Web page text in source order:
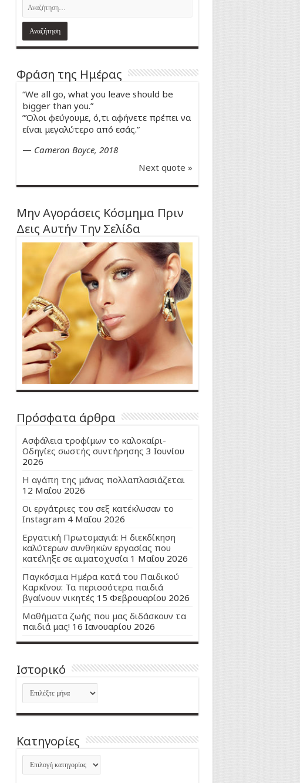
Φράση της Ημέρας
“We all go, what you leave should be
bigger than you.”
”Όλοι φεύγουμε, ό,τι αφήνετε πρέπει να
είναι μεγαλύτερο από εσάς.”
— Cameron Boyce, 2018
Next quote »
Μην Αγοράσεις Κόσμημα Πριν
Δεις Αυτήν Την Σελίδα
Πρόσφατα άρθρα
Ασφάλεια τροφίμων το καλοκαίρι-
Οδηγίες σωστής συντήρησης 3 Ιουνίου
2026
Η αγάπη της μάνας πολλαπλασιάζεται
12 Μαΐου 2026
Οι εργάτριες του σεξ κατέκλυσαν το
Instagram 4 Μαΐου 2026
Εργατική Πρωτομαγιά: Η διεκδίκηση
καλύτερων συνθηκών εργασίας που
κατέληξε σε αιματοχυσία 1 Μαΐου 2026
Παγκόσμια Ημέρα κατά του Παιδικού
Καρκίνου: Τα περισσότερα παιδιά
βγαίνουν νικητές 15 Φεβρουαρίου 2026
Μαθήματα ζωής που μας διδάσκουν τα
παιδιά μας! 16 Ιανουαρίου 2026
Ιστορικό
Ιστορικό
Kατηγορίες
Kατηγορίες